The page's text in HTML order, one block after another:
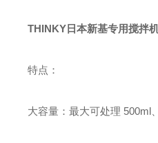
THINKY日本新基专用搅拌
特点：
大容量：最大可处理 500ml